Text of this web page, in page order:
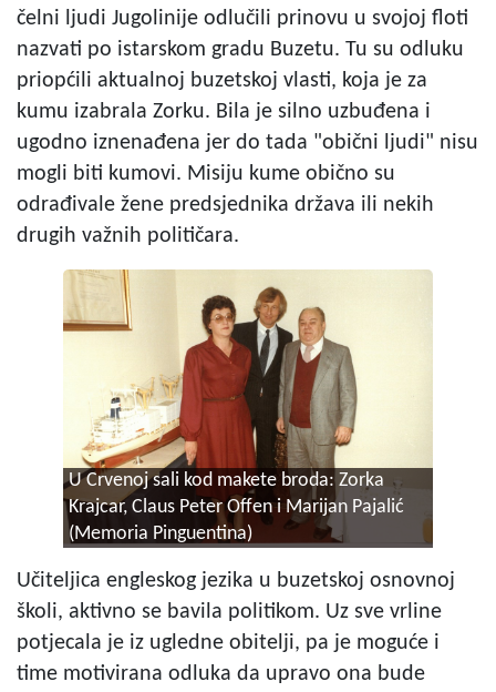
čelni ljudi Jugolinije odlučili prinovu u svojoj floti
nazvati po istarskom gradu Buzetu. Tu su odluku
priopćili aktualnoj buzetskoj vlasti, koja je za
kumu izabrala Zorku. Bila je silno uzbuđena i
ugodno iznenađena jer do tada "obični ljudi" nisu
mogli biti kumovi. Misiju kume obično su
odrađivale žene predsjednika država ili nekih
drugih važnih političara.
U Crvenoj sali kod makete broda: Zorka
Krajcar, Claus Peter Offen i Marijan Pajalić
(Memoria Pinguentina)
Učiteljica engleskog jezika u buzetskoj osnovnoj
školi, aktivno se bavila politikom. Uz sve vrline
potjecala je iz ugledne obitelji, pa je moguće i
time motivirana odluka da upravo ona bude